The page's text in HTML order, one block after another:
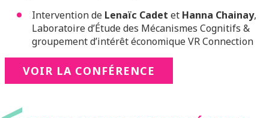
Intervention de Lenaïc Cadet et Hanna Chainay,
Laboratoire d’Étude des Mécanismes Cognitifs &
groupement d’intérêt économique VR Connection
VOIR LA CONFÉRENCE